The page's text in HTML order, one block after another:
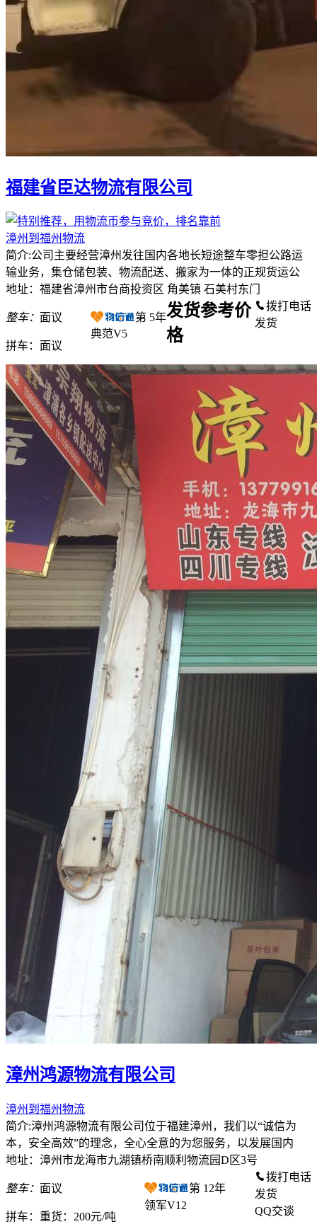
福建省臣达物流有限公司
漳州到福州物流
简介:公司主要经营漳州发往国内各地长短途整车零担公路运
输业务，集仓储包装、物流配送、搬家为一体的正规货运公
地址：福建省漳州市台商投资区 角美镇 石美村东门
整车： 面议
拼车： 面议
第 5年
典范V5
拨打电话
发货
漳州鸿源物流有限公司
漳州到福州物流
简介:漳州鸿源物流有限公司位于福建漳州，我们以“诚信为
本，安全高效”的理念，全心全意的为您服务，以发展国内
地址：漳州市龙海市九湖镇桥南顺利物流园D区3号
整车： 面议
拼车： 重货：200元/吨
第 12年
领军V12
拨打电话
发货
QQ交谈
发货参考价
格